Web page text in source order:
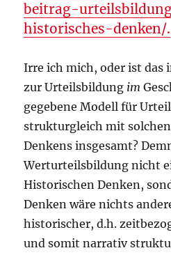
beitrag-
historisches-denken/.
Irre ich mich, oder ist das
zur Urteilsbildung im
gegebene Modell für
strukturgleich mit
Denkens insgesamt?
Werturteilsbildung nicht
Historischen Denken,
Denken wäre nichts
historischer, d.h.
und somit narrativ